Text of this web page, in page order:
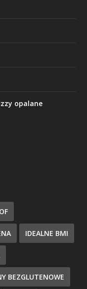
opalane
IDEALNE BMI
BEZGLUTENOWE